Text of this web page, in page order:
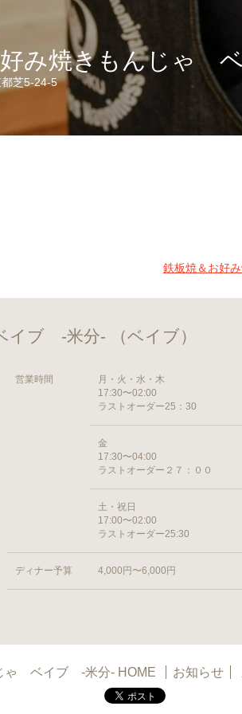
好み焼きもんじゃ
都芝5-24-5
鉄板焼＆お好
ブ -米分- （ベイブ）
営業時間
月・火・水・木
17:30〜02:00
ラストオーダー25：30
金
17:30〜04:00
ラストオーダー２７：００
土・祝日
17:00〜02:00
ラストオーダー25:30
ディナー予算 4,000円〜6,000円
ゃ ベイブ -米分- HOME お知らせ